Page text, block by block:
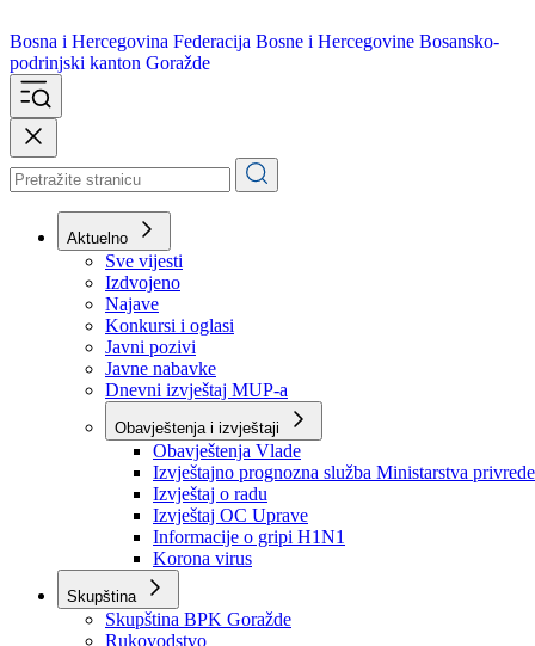
Bosna i Hercegovina
podrinjski kanton Goražde
Aktuelno
Sve vijesti
Izdvojeno
Najave
Konkursi i oglasi
Javni pozivi
Javne nabavke
Dnevni izvještaj MUP-a
Obavještenja i izvještaji
Obavještenja Vlade
Izvještajno prognozna služba Ministarstva privrede
Izvještaj o radu
Izvještaj OC Uprave
Informacije o gripi H1N1
Korona virus